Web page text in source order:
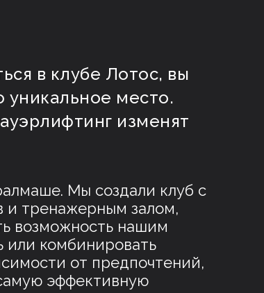
в клубе Лотос, вы
уникальное место.
изменят
Мы создали клуб с
и тренажерным залом,
возможность нашим
или комбинировать
от предпочтений,
эффективную